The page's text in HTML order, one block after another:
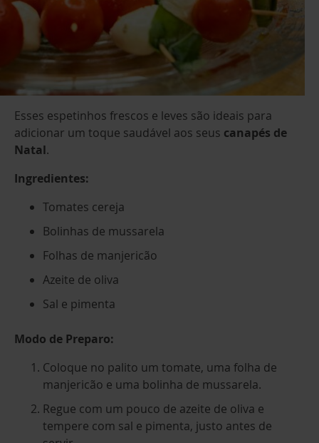
Esses espetinhos frescos e leves são ideais para
adicionar um toque saudável aos seus canapés de
Natal.
Ingredientes:
Tomates cereja
Bolinhas de mussarela
Folhas de manjericão
Azeite de oliva
Sal e pimenta
Modo de Preparo:
Coloque no palito um tomate, uma folha de
manjericão e uma bolinha de mussarela.
Regue com um pouco de azeite de oliva e
tempere com sal e pimenta, justo antes de